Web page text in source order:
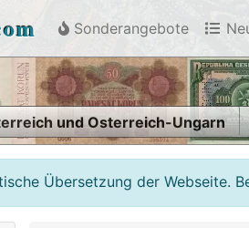
Sonderangebote
und Osterreich-Ungarn
Übersetzung der Webseite.